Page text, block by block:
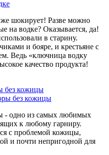
шокирует! Разве можно
на водке? Оказывается, да!
в старину.
и бояре, и крестьяне с
Ведь «ключница водку
качество продукта!
без кожицы
- одно из самых любимых
к любому гарниру.
с проблемой кожицы,
и почти непригодной для